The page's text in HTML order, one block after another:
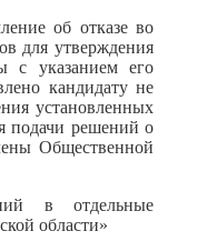
об отказе во
для утверждения
с указанием его
кандидату не
установленных
подачи решений о
Общественной
в отдельные
области»